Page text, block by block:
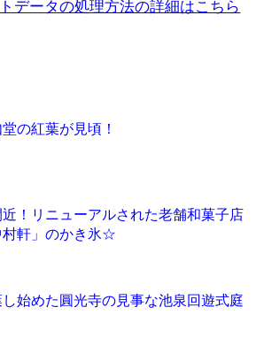
データの処理方法の詳細はこちら
の紅葉が見頃！
近！リニューアルされた老舗和菓子店
村軒」のかき氷☆
始めた圓光寺の見事な池泉回遊式庭